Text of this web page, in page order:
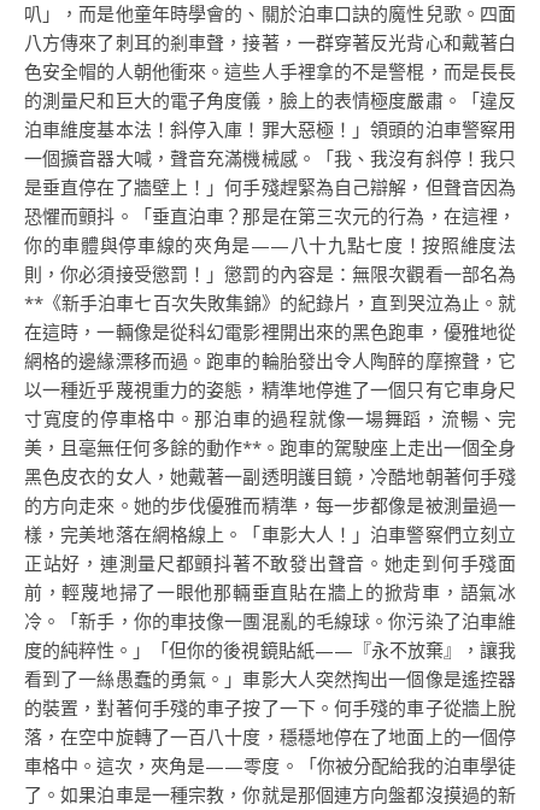
叭」，而是他童年時學會的、關於泊車口訣的魔性兒歌。四面
八方傳來了刺耳的剎車聲，接著，一群穿著反光背心和戴著白
色安全帽的人朝他衝來。這些人手裡拿的不是警棍，而是長長
的測量尺和巨大的電子角度儀，臉上的表情極度嚴肅。「違反
泊車維度基本法！斜停入庫！罪大惡極！」領頭的泊車警察用
一個擴音器大喊，聲音充滿機械感。「我、我沒有斜停！我只
是垂直停在了牆壁上！」何手殘趕緊為自己辯解，但聲音因為
恐懼而顫抖。「垂直泊車？那是在第三次元的行為，在這裡，
你的車體與停車線的夾角是——八十九點七度！按照維度法
則，你必須接受懲罰！」懲罰的內容是：無限次觀看一部名為
**《新手泊車七百次失敗集錦》的紀錄片，直到哭泣為止。就
在這時，一輛像是從科幻電影裡開出來的黑色跑車，優雅地從
網格的邊緣漂移而過。跑車的輪胎發出令人陶醉的摩擦聲，它
以一種近乎蔑視重力的姿態，精準地停進了一個只有它車身尺
寸寬度的停車格中。那泊車的過程就像一場舞蹈，流暢、完
美，且毫無任何多餘的動作**。跑車的駕駛座上走出一個全身
黑色皮衣的女人，她戴著一副透明護目鏡，冷酷地朝著何手殘
的方向走來。她的步伐優雅而精準，每一步都像是被測量過一
樣，完美地落在網格線上。「車影大人！」泊車警察們立刻立
正站好，連測量尺都顫抖著不敢發出聲音。她走到何手殘面
前，輕蔑地掃了一眼他那輛垂直貼在牆上的掀背車，語氣冰
冷。「新手，你的車技像一團混亂的毛線球。你污染了泊車維
度的純粹性。」「但你的後視鏡貼紙——『永不放棄』，讓我
看到了一絲愚蠢的勇氣。」車影大人突然掏出一個像是遙控器
的裝置，對著何手殘的車子按了一下。何手殘的車子從牆上脫
落，在空中旋轉了一百八十度，穩穩地停在了地面上的一個停
車格中。這次，夾角是——零度。「你被分配給我的泊車學徒
了。如果泊車是一種宗教，你就是那個連方向盤都沒摸過的新